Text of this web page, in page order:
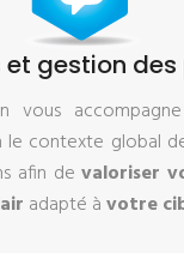
et gestion
vous
le contexte global
afin devaloriser
adapté àvotre